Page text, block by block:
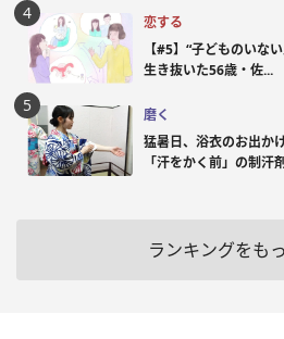
恋する
【#5】“子どものいな
生き抜いた56歳・佐...
磨く
猛暑日、浴衣のお出
「汗をかく前」の制汗
ランキングをも